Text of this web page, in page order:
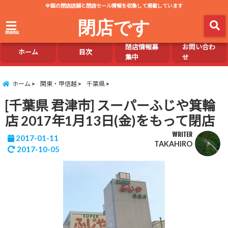
全国の閉店店舗と閉店セール情報を収集して掲載しています
menu 閉店です
ホーム 目次
閉店情報募
集中
お問い合わ
せ
ホーム 関東・甲信越 千葉県
[千葉県 君津市] スーパーふじや箕輪
店 2017年1月13日(金)をもって閉店
2017-01-11
2017-10-05
WRITER
TAKAHIRO